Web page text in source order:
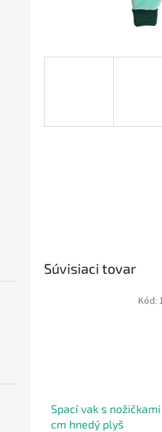
Súvisiaci tovar
Spací vak s
cm hnedý plyš
Kód: